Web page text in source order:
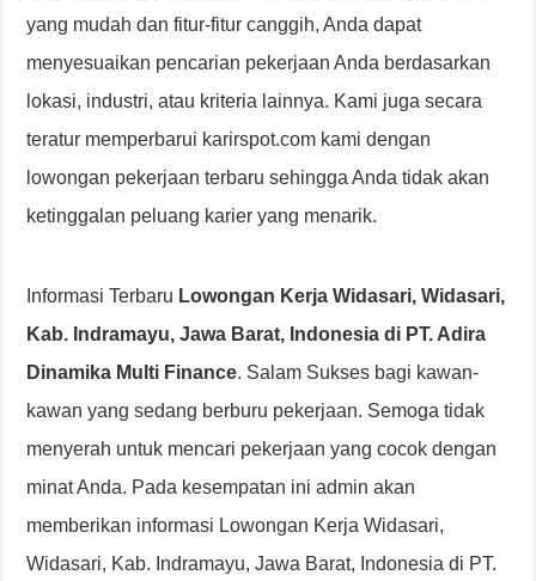
yang mudah dan fitur-fitur canggih, Anda dapat
menyesuaikan pencarian pekerjaan Anda berdasarkan
lokasi, industri, atau kriteria lainnya. Kami juga secara
teratur memperbarui karirspot.com kami dengan
lowongan pekerjaan terbaru sehingga Anda tidak akan
ketinggalan peluang karier yang menarik.
Informasi Terbaru Lowongan Kerja Widasari, Widasari,
Kab. Indramayu, Jawa Barat, Indonesia di PT. Adira
Dinamika Multi Finance. Salam Sukses bagi kawan-
kawan yang sedang berburu pekerjaan. Semoga tidak
menyerah untuk mencari pekerjaan yang cocok dengan
minat Anda. Pada kesempatan ini admin akan
memberikan informasi Lowongan Kerja Widasari,
Widasari, Kab. Indramayu, Jawa Barat, Indonesia di PT.